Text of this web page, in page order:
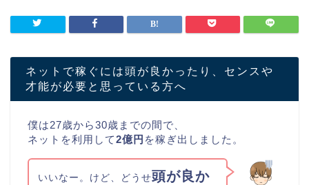
ネットで稼ぐには頭が良かったり、センスや
才能が必要と思っている方へ
僕は27歳から30歳までの間で、
ネットを利用して2億円 を稼ぎ出しました。
いいなー。けど、どうせ頭が良か
プロフィール